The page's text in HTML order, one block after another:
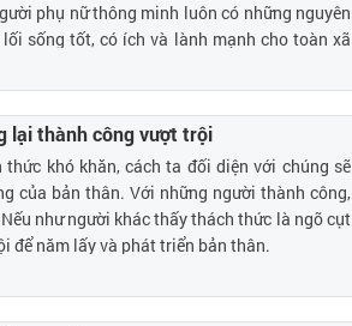
phụ nữ thông minh luôn có những nguyên
sống tốt, có ích và lành mạnh cho toàn xã
lại thành công vượt trội
khó khăn, cách ta đối diện với chúng sẽ
của bản thân. Với những người thành công,
như người khác thấy thách thức là ngõ cụt
để năm lấy và phát triển bản thân.